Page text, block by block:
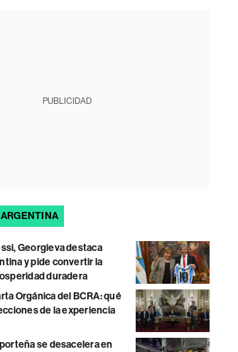
PUBLICIDAD
Georgieva destaca
y pide convertir la
duradera
Orgánica del BCRA: qué
de la experiencia
se desacelera en